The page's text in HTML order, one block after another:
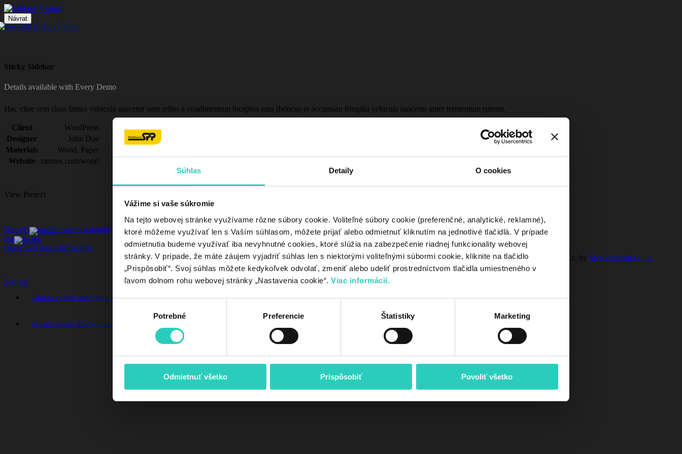
Súhlas Detaily O cookies
Vážime si vaše súkromie
Na tejto webovej stránke využívame rôzne súbory cookie. Voliteľné súbory cookie (preferenčné, analytické, reklamné),
ktoré môžeme využívať len s Vaším súhlasom, môžete prijať alebo odmietnuť kliknutím na jednotlivé tlačidlá. V prípade
odmietnutia budeme využívať iba nevyhnutné cookies, ktoré slúžia na zabezpečenie riadnej funkcionality webovej
stránky. V prípade, že máte záujem vyjadriť súhlas len s niektorými voliteľnými súbormi cookie, kliknite na tlačidlo
„Prispôsobiť“. Svoj súhlas môžete kedykoľvek odvolať, zmeniť alebo udeliť prostredníctvom tlačidla umiestneného v
ľavom dolnom rohu webovej stránky „Nastavenia cookie“. Viac informácií.
Výber
Potrebné Preferencie Štatistiky Marketing
Odmietnuť všetko Prispôsobiť Povoliť všetko
Návrat
Sticky Sidebar
Details available with Every Demo
Hac vitae sem class fames vehicula nascetur nam tellus a condimentum inceptos mus rhoncus et accumsan fringilla vehicula nascetur amet fermentum rutrum.
Client
WordPress
Designer
John Doe
Materials
Wood, Paper
Website
xtemos.com/wood
View Project
Newer Imperdiet mauris a nontin
Back to list
Older Leo uteu ullamcorper
Ochrana osobných údajov© 2023 SPP - distribúcia, a.s. by Monkeymedia s.r.o.
Zavrieť
Ako si vybrať nový kotol Chcem poukaz na nový kotol Ako použiť poukaz Prečo si vybrať kotol u nás? Výhody kondenzačného kotla O akcii
Financovanie nového kotla so zvýhodnenými podmienkami